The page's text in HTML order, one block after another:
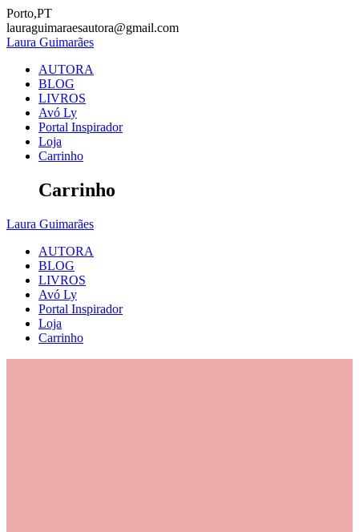
Skip
to
content
Porto,PT
lauraguimaraesautora@gmail.com
Laura Guimarães
AUTORA
BLOG
LIVROS
Avó Ly
Portal Inspirador
Loja
Carrinho
Carrinho
Laura Guimarães
AUTORA
BLOG
LIVROS
Avó Ly
Portal Inspirador
Loja
Carrinho